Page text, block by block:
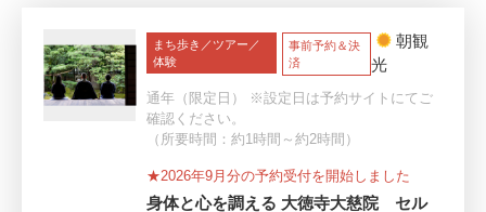
まち歩き／ツアー／
体験
事前予約＆決
済
朝観
光
通年（限定日） ※設定日は予約サイトにてご
確認ください。
（所要時間：約1時間～約2時間）
★2026年9月分の予約受付を開始しました
身体と心を調える 大徳寺大慈院 セル